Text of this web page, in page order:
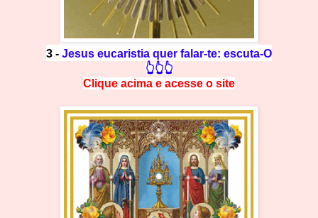
3 - Jesus eucaristia quer falar-te: escuta-O
👆👆👆
Clique acima e acesse o site